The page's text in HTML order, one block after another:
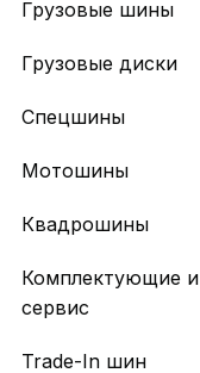
Грузовые шины
Грузовые диски
Спецшины
Мотошины
Квадрошины
Комплектующие и
сервис
Trade-In шин